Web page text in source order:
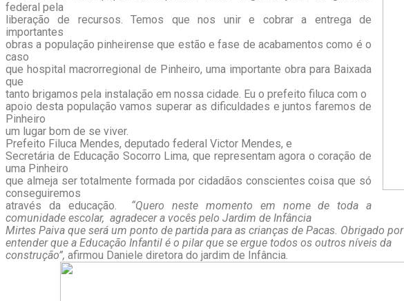
federal pela
liberação de recursos. Temos que nos unir e cobrar a entrega de
importantes
obras a população pinheirense que estão e fase de acabamentos como é o
caso
que hospital macrorregional de Pinheiro, uma importante obra para Baixada
que
tanto brigamos pela instalação em nossa cidade. Eu o prefeito filuca com o
apoio desta população vamos superar as dificuldades e juntos faremos de
Pinheiro
um lugar bom de se viver.
Prefeito Filuca Mendes, deputado federal Victor Mendes, e
Secretária de Educação Socorro Lima, que representam agora o coração de
uma Pinheiro
que almeja ser totalmente formada por cidadãos conscientes coisa que só
conseguiremos
através da educação. “Quero neste momento em nome de toda a
comunidade escolar, agradecer a vocês pelo Jardim de Infância
Mirtes Paiva que será um ponto de partida para as crianças de Pacas. Obrigado por
entender que a Educação Infantil é o pilar que se ergue todos os outros níveis da
construção”, afirmou Daniele diretora do jardim de Infância.